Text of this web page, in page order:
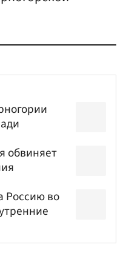
обвиняет
Россию во